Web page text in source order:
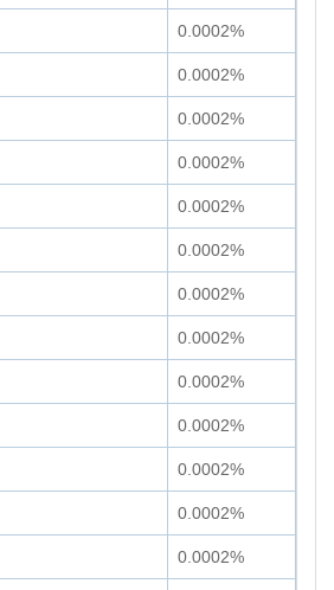
0.0002%
0.0002%
0.0002%
0.0002%
0.0002%
0.0002%
0.0002%
0.0002%
0.0002%
0.0002%
0.0002%
0.0002%
0.0002%